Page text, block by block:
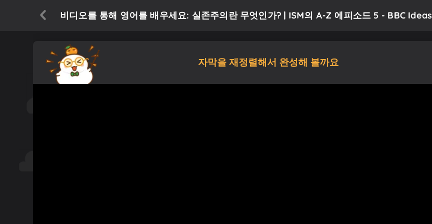
비디오를 통해 영어를 배우세요: 실존주의란 무엇인가? | ISM의 A-Z 에피소드 5 - BBC Ideas
자막을 재정렬해서 완성해 볼까요